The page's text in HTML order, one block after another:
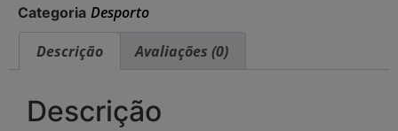
Categoria Desporto
Descrição
Avaliações (0)
Descrição